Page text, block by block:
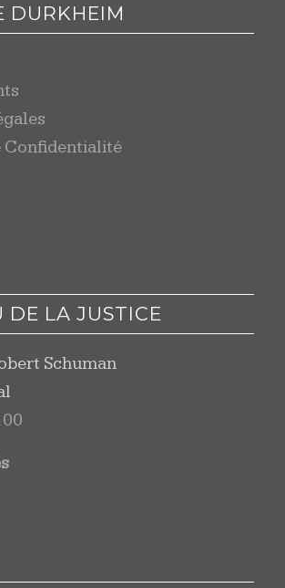
DURKHEIM
Confidentialité
DE LA JUSTICE
Schuman